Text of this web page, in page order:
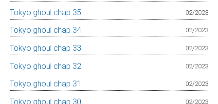
Tokyo ghoul chap 35 02/2023
Tokyo ghoul chap 34 02/2023
Tokyo ghoul chap 33 02/2023
Tokyo ghoul chap 32 02/2023
Tokyo ghoul chap 31 02/2023
Tokyo ghoul chap 30 02/2023